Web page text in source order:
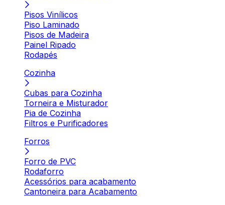
Pisos Vinílicos
Piso Laminado
Pisos de Madeira
Painel Ripado
Rodapés
Cozinha
Cubas para Cozinha
Torneira e Misturador
Pia de Cozinha
Filtros e Purificadores
Forros
Forro de PVC
Rodaforro
Acessórios para acabamento
Cantoneira para Acabamento